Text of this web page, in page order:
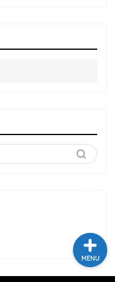
MENU
YORIの晴れ
ばれラジオ～